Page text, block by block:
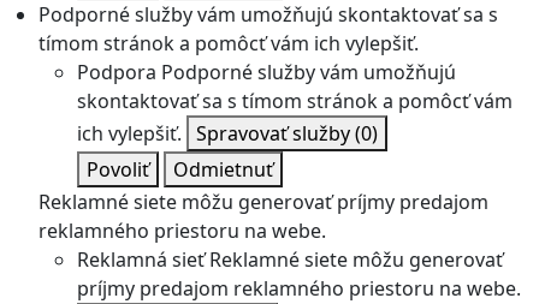
Podporné služby vám umožňujú skontaktovať sa s
tímom stránok a pomôcť vám ich vylepšiť.
Podpora Podporné služby vám umožňujú
skontaktovať sa s tímom stránok a pomôcť vám
ich vylepšiť. Spravovať služby(0)
Povoliť
Odmietnuť
Reklamné siete môžu generovať príjmy predajom
reklamného priestoru na webe.
Reklamná sieť Reklamné siete môžu generovať
príjmy predajom reklamného priestoru na webe.